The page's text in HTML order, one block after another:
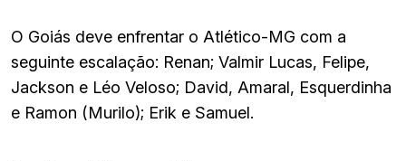
O Goiás deve enfrentar o Atlético-MG com a
seguinte escalação: Renan; Valmir Lucas, Felipe,
Jackson e Léo Veloso; David, Amaral, Esquerdinha
e Ramon (Murilo); Erik e Samuel.